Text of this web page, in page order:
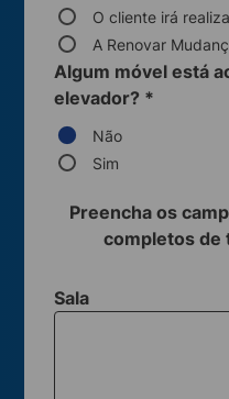
O cliente irá
A Renovar
Algum móvel está
elevador? *
Não
Sim
Preencha os
completos de
Sala